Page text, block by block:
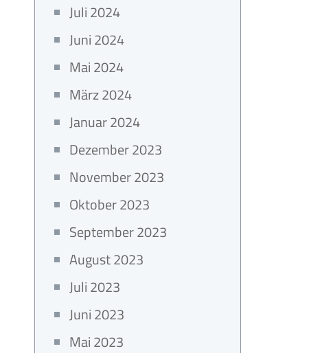
Juli 2024
Juni 2024
Mai 2024
März 2024
Januar 2024
Dezember 2023
November 2023
Oktober 2023
September 2023
August 2023
Juli 2023
Juni 2023
Mai 2023